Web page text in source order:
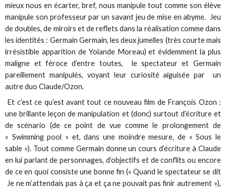
mieux nous en écarter, bref, nous manipule tout comme son élève
manipule son professeur par un savant jeu de mise en abyme. Jeu
de doubles, de miroirs et de reflets dans la réalisation comme dans
les identités : Germain Germain, les deux jumelles (très courte mais
irrésistible apparition de Yolande Moreau) et évidemment la plus
maligne et féroce d’entre toutes, le spectateur et Germain
pareillement manipulés, voyant leur curiosité aiguisée par un
autre duo Claude/Ozon.
Et c’est ce qu’est avant tout ce nouveau film de François Ozon :
une brillante leçon de manipulation et (donc) surtout d’écriture et
de scénario (de ce point de vue comme le prolongement de
« Swimming pool » et, dans une moindre mesure, de « Sous le
sable »). Tout comme Germain donne un cours d’écriture à Claude
en lui parlant de personnages, d’objectifs et de conflits ou encore
de ce en quoi consiste une bonne fin (« Quand le spectateur se dit
Je ne m’attendais pas à ça et ça ne pouvait pas finir autrement »),